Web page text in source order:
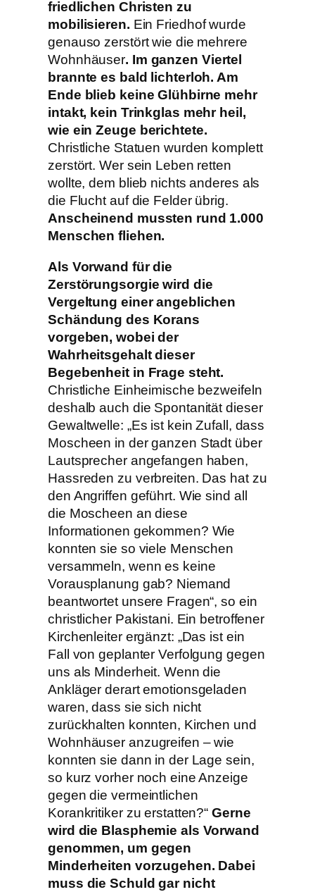
friedlichen Christen zu
mobilisieren. Ein Friedhof wurde
genauso zerstört wie die mehrere
Wohnhäuser. Im ganzen Viertel
brannte es bald lichterloh. Am
Ende blieb keine Glühbirne mehr
intakt, kein Trinkglas mehr heil,
wie ein Zeuge berichtete.
Christliche Statuen wurden komplett
zerstört. Wer sein Leben retten
wollte, dem blieb nichts anderes als
die Flucht auf die Felder übrig.
Anscheinend mussten rund 1.000
Menschen fliehen.
Als Vorwand für die
Zerstörungsorgie wird die
Vergeltung einer angeblichen
Schändung des Korans
vorgeben, wobei der
Wahrheitsgehalt dieser
Begebenheit in Frage steht.
Christliche Einheimische bezweifeln
deshalb auch die Spontanität dieser
Gewaltwelle: „Es ist kein Zufall, dass
Moscheen in der ganzen Stadt über
Lautsprecher angefangen haben,
Hassreden zu verbreiten. Das hat zu
den Angriffen geführt. Wie sind all
die Moscheen an diese
Informationen gekommen? Wie
konnten sie so viele Menschen
versammeln, wenn es keine
Vorausplanung gab? Niemand
beantwortet unsere Fragen“, so ein
christlicher Pakistani. Ein betroffener
Kirchenleiter ergänzt: „Das ist ein
Fall von geplanter Verfolgung gegen
uns als Minderheit. Wenn die
Ankläger derart emotionsgeladen
waren, dass sie sich nicht
zurückhalten konnten, Kirchen und
Wohnhäuser anzugreifen – wie
konnten sie dann in der Lage sein,
so kurz vorher noch eine Anzeige
gegen die vermeintlichen
Korankritiker zu erstatten?“Gerne
wird die Blasphemie als Vorwand
genommen, um gegen
Minderheiten vorzugehen. Dabei
muss die Schuld gar nicht